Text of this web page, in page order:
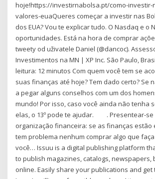
hoje!https://investirnabolsa.pt/como-investir-
valores-euaQueres começar a investir nas
dos EUA? Vou te explicar tudo. O Nasdaq e o
oportunidades. Está na hora de comprar
tweety od uživatele Daniel (@dancoc).
Investimentos na MN | XP Inc. São Paulo,
leitura: 12 minutos Com quem você tem se
suas finanças até hoje? Tem dado certo? Se
a pegar alguns conselhos com um dos
mundo! Por isso, caso você ainda não tenha
elas, o 13º pode te ajudar. ⠀⠀ . Presentear-
organização financeira: se as finanças estão
tem problema nenhum comprar algo que
você… Issuu is a digital publishing platform
to publish magazines, catalogs, newspapers,
online. Easily share your publications and